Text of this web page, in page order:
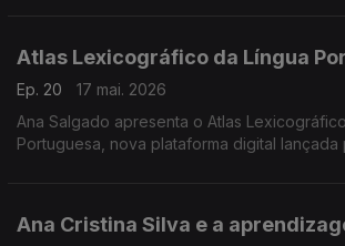
Atlas Lexicográfico da Língua
Ep. 20
17 mai. 2026
Ana Salgado apresenta o Atlas
Portuguesa, nova plataforma digital lançada
Ana Cristina Silva e a